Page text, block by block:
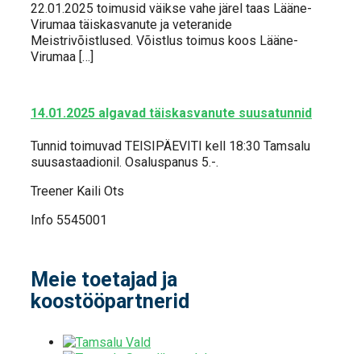
22.01.2025 toimusid väikse vahe järel taas Lääne-
Virumaa täiskasvanute ja veteranide
Meistrivõistlused. Võistlus toimus koos Lääne-
Virumaa […]
14.01.2025 algavad täiskasvanute suusatunnid
Tunnid toimuvad TEISIPÄEVITI kell 18:30 Tamsalu
suusastaadionil. Osaluspanus 5.-.
Treener Kaili Ots
Info 5545001
Meie toetajad ja
koostööpartnerid